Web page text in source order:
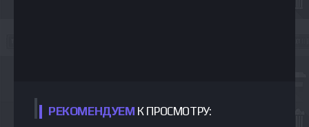
РЕКОМЕНДУЕМ К ПРОСМОТРУ: